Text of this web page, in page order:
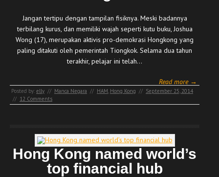
Jangan tertipu dengan tampilan fisiknya. Meski badannya
terbilang kurus, dan memiliki wajah seperti kutu buku, Joshua
Wong (17), merupakan aktivis pro-demokrasi Hongkong yang
paling ditakuti oleh pemerintah Tiongkok. Selama dua tahun
terakhir, pelajar ini telah…
Read more →
Posted by: elly // Manca Negara // HAM Hong Kong // September 25, 2014
// 12 Comments
Hong Kong named world’s
top financial hub